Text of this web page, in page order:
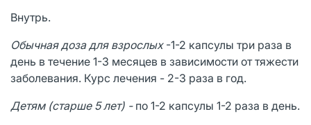
Внутрь.
Обычная доза для взрослых -1-2 капсулы три раза в
день в течение 1-3 месяцев в зависимости от тяжести
заболевания. Курс лечения - 2-3 раза в год.
Детям (старше 5 лет) - по 1-2 капсулы 1-2 раза в день.